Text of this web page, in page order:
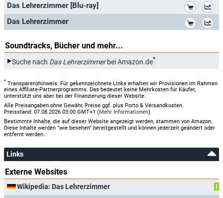
Das Lehrerzimmer [Blu-ray]
Das Lehrerzimmer
Soundtracks, Bücher und mehr...
Suche nach Das Lehrerzimmerbei Amazon.de*
* Transparenzhinweis: Für gekennzeichnete Links erhalten wir Provisionen im Rahmen
eines Affiliate-Partnerprogramms. Das bedeutet keine Mehrkosten für Käufer,
unterstützt uns aber bei der Finanzierung dieser Website.
Alle Preisangaben ohne Gewähr, Preise ggf. plus Porto & Versandkosten.
Preisstand: 07.08.2026 03:00 GMT+1 (Mehr Informationen)
Bestimmte Inhalte, die auf dieser Website angezeigt werden, stammen von Amazon.
Diese Inhalte werden "wie besehen" bereitgestellt und können jederzeit geändert oder
entfernt werden.
Links
Externe Websites
Wikipedia: Das Lehrerzimmer
I